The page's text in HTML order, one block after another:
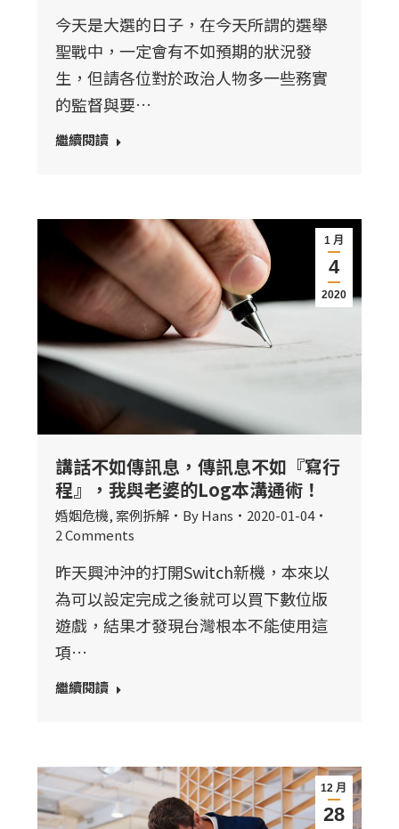
今天是大選的日子，在今天所謂的選舉
聖戰中，一定會有不如預期的狀況發
生，但請各位對於政治人物多一些務實
的監督與要…
繼續閱讀
1 月
4
2020
講話不如傳訊息，傳訊息不如『寫行
程』，我與老婆的Log本溝通術！
婚姻危機,案例拆解 ByHans
2020-01-04
2 Comments
昨天興沖沖的打開Switch新機，本來以
為可以設定完成之後就可以買下數位版
遊戲，結果才發現台灣根本不能使用這
項…
繼續閱讀
12 月
28